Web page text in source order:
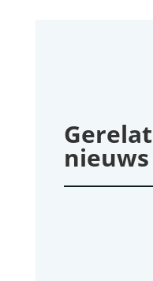
nieuws